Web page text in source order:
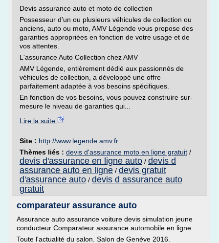
Devis assurance auto et moto de collection
Possesseur d'un ou plusieurs véhicules de collection ou
anciens, auto ou moto, AMV Légende vous propose des
garanties appropriées en fonction de votre usage et de
vos attentes.
L'assurance Auto Collection chez AMV
AMV Légende, entièrement dédié aux passionnés de
véhicules de collection, a développé une offre
parfaitement adaptée à vos besoins spécifiques.
En fonction de vos besoins, vous pouvez construire sur-
mesure le niveau de garanties qui...
Lire la suite
Site : http://www.legende.amv.fr
Thèmes liés : devis d'assurance moto en ligne gratuit /
devis d'assurance en ligne auto / devis d
assurance auto en ligne / devis gratuit
d'assurance auto / devis d assurance auto
gratuit
comparateur assurance auto
Assurance auto assurance voiture devis simulation jeune
conducteur Comparateur assurance automobile en ligne.
Toute l'actualité du salon. Salon de Genève 2016.